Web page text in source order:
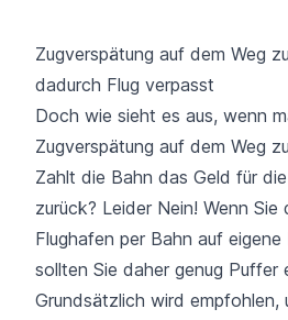
Zugverspätung auf dem Weg
dadurch Flug verpasst
Doch wie sieht es aus, wenn
Zugverspätung auf dem Weg
Zahlt die Bahn das Geld für
zurück? Leider Nein! Wenn Sie
Flughafen per Bahn auf
sollten Sie daher genug Puffer
Grundsätzlich wird empfohlen,